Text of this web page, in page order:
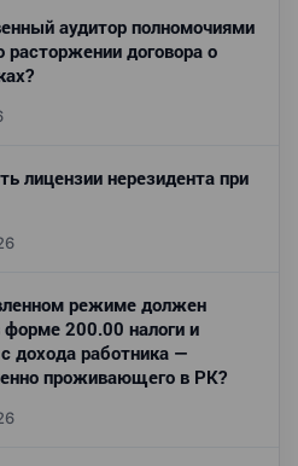
аудитор полномочиями
расторжении договора о
лицензии нерезидента при
режиме должен
200.00 налоги и
дохода работника —
проживающего в РК?